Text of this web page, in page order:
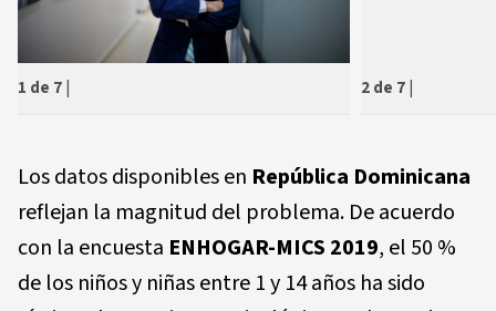
1 de 7| 2 de 7|
Los datos disponibles en República Dominicana
reflejan la magnitud del problema. De acuerdo
con la encuesta ENHOGAR-MICS 2019, el 50 %
de los niños y niñas entre 1 y 14 años ha sido